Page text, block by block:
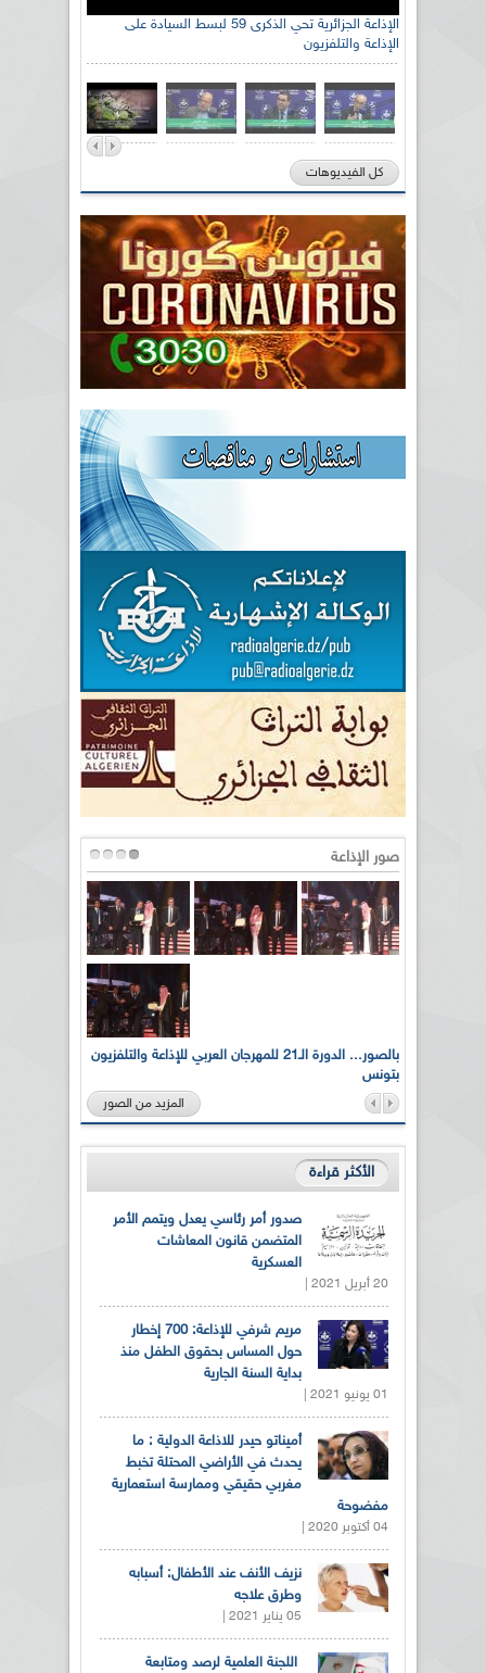
الإذاعة الجزائرية تحي الذكرى 59 لبسط السيادة على
الإذاعة والتلفزيون
كل الفيديوهات
صور الإذاعة
بالصور... الدورة الـ21 للمهرجان العربي للإذاعة والتلفزيون
بتونس
المزيد من الصور
الأكثر قراءة
صدور أمر رئاسي يعدل ويتمم الأمر
المتضمن قانون المعاشات
العسكرية
20 أبريل 2021 |
مريم شرفي للإذاعة: 700 إخطار
حول المساس بحقوق الطفل منذ
بداية السنة الجارية
01 يونيو 2021 |
أميناتو حيدر للاذاعة الدولية : ما
يحدث في الأراضي المحتلة تخبط
مغربي حقيقي وممارسة استعمارية
مفضوحة
04 أكتوبر 2020 |
نزيف الأنف عند الأطفال: أسبابه
وطرق علاجه
05 يناير 2021 |
اللجنة العلمية لرصد ومتابعة